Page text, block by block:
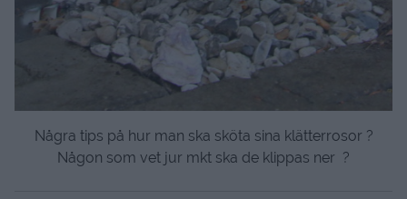
Några tips på hur man ska sköta sina klätterrosor ?
Någon som vet jur mkt ska de klippas ner ?